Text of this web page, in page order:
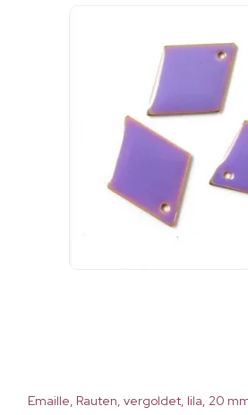
Emaille, Rauten, vergoldet, lila, 20